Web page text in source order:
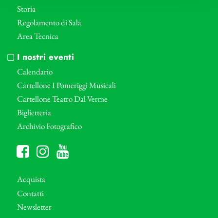
Storia
Regolamento di Sala
Area Tecnica
I nostri eventi
Calendario
Cartellone I Pomeriggi Musicali
Cartellone Teatro Dal Verme
Biglietteria
Archivio Fotografico
Acquista
Contatti
Newsletter